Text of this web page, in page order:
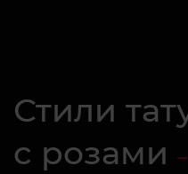
Стили
с розами